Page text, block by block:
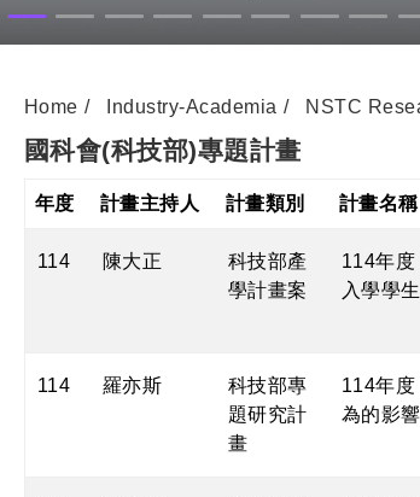
Home Industry-Academia
NSTC
國科會(科技部)專題計畫
重新排序年度
年度 重新排序計畫主持人
計畫主持人 重新排序計畫類別
計畫類別 重新排序
計畫名稱
114 陳大正
科技部產
學計畫案
114年
入學學
114 羅亦斯
科技部專
題研究計
畫
114年
為的影響